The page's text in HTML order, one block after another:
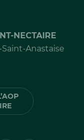
NECTAIRE
Saint-Anastaise